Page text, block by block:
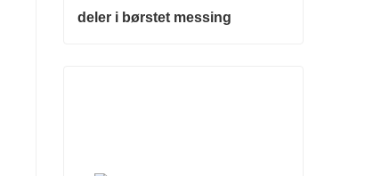
deler i børstet messing